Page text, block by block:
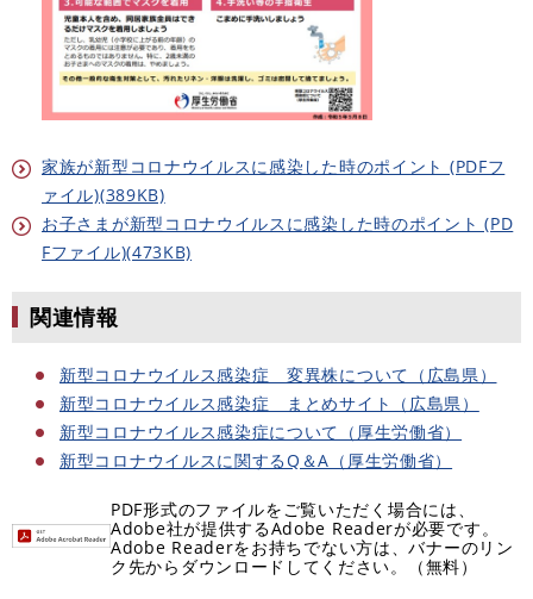
家族が新型コロナウイルスに感染した時のポイント (PDFフ
ァイル)(389KB)
お子さまが新型コロナウイルスに感染した時のポイント (PD
Fファイル)(473KB)
関連情報
新型コロナウイルス感染症 変異株について（広島県）
新型コロナウイルス感染症 まとめサイト（広島県）
新型コロナウイルス感染症について（厚生労働省）
新型コロナウイルスに関するQ＆A（厚生労働省）
PDF形式のファイルをご覧いただく場合には、
Adobe社が提供するAdobe Readerが必要です。
Adobe Readerをお持ちでない方は、バナーのリン
ク先からダウンロードしてください。（無料）